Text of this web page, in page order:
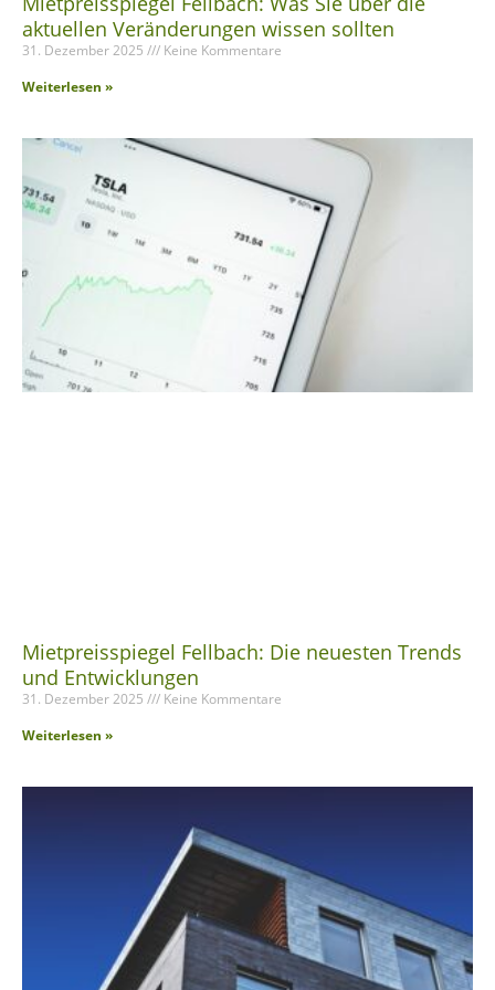
aktuellen Veränderungen wissen sollten
31. Dezember 2025
Keine Kommentare
Weiterlesen »
Mietpreisspiegel Fellbach: Die neuesten Trends
und Entwicklungen
31. Dezember 2025
Keine Kommentare
Weiterlesen »